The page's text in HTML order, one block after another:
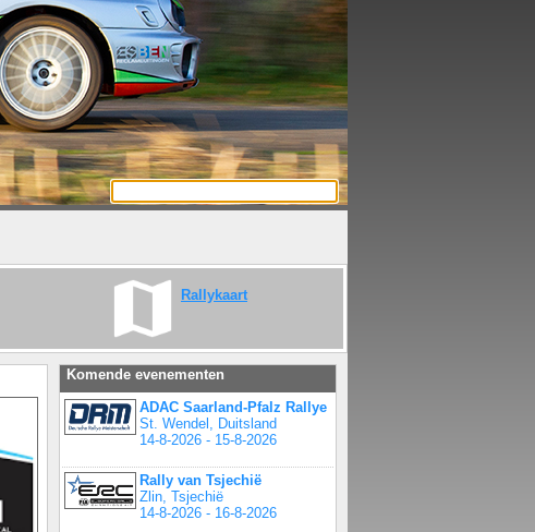
Rallykaart
Komende evenementen
ADAC Saarland-Pfalz Rallye
St. Wendel, Duitsland
14-8-2026 - 15-8-2026
Rally van Tsjechië
Zlin, Tsjechië
14-8-2026 - 16-8-2026